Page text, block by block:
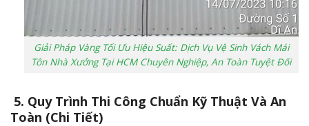
Giải Pháp Vàng Tối Ưu Hiệu Suất: Dịch Vụ Vệ Sinh Vách Mái
Tôn Nhà Xưởng Tại HCM Chuyên Nghiệp, An Toàn Tuyệt Đối
5. Quy Trình Thi Công Chuẩn Kỹ Thuật Và An
Toàn (Chi Tiết)